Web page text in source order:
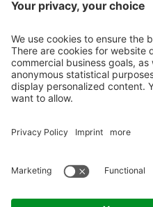
LHG-
© 2026 Landwirtschaftliche
Cookie-